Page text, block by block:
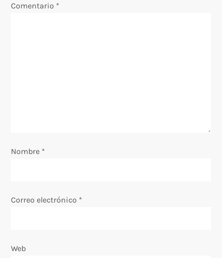
c
e
t
a
Comentario *
Nombre *
Correo electrónico *
Web